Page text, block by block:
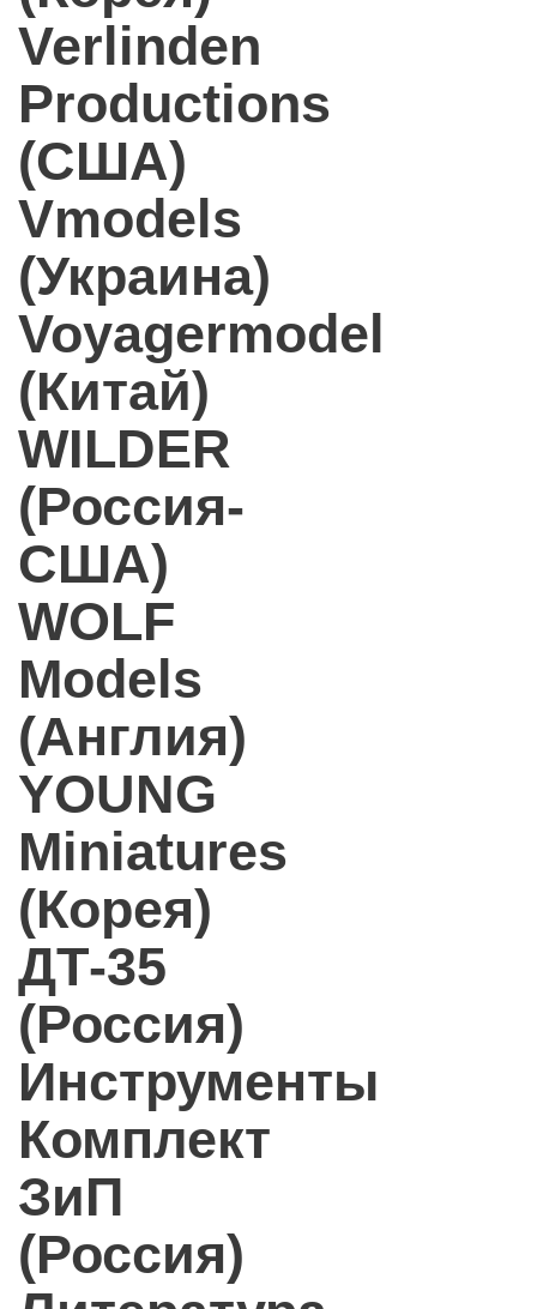
Verlinden
Productions
(США)
Vmodels
(Украина)
Voyagermodel
(Китай)
WILDER
(Россия-
США)
WOLF
Models
(Англия)
YOUNG
Miniatures
(Корея)
ДТ-35
(Россия)
Инструменты
Комплект
ЗиП
(Россия)